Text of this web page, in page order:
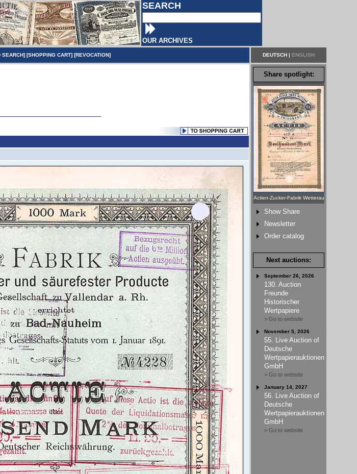
SEARCH
OUR ARCHIVES
SEARCH] [SHOPPING CART] [REVOCATION] DEUTSCH | ENGLISH
Share spotlight:
Actien-Zucker-Fabrik Wetterau
Show Share
Newsletter
Order catalog
Next auctions:
September 26, 2026
130. Auction
Freunde
Historischer
Wertpapiere
> Go to website
November 5, 2026
55. Live Auction of
Deutsche
Wertpapierauktionen
GmbH
> Go to website
January 14, 2027
56. Live Auction of
Deutsche
Wertpapierauktionen
GmbH
> Go to website